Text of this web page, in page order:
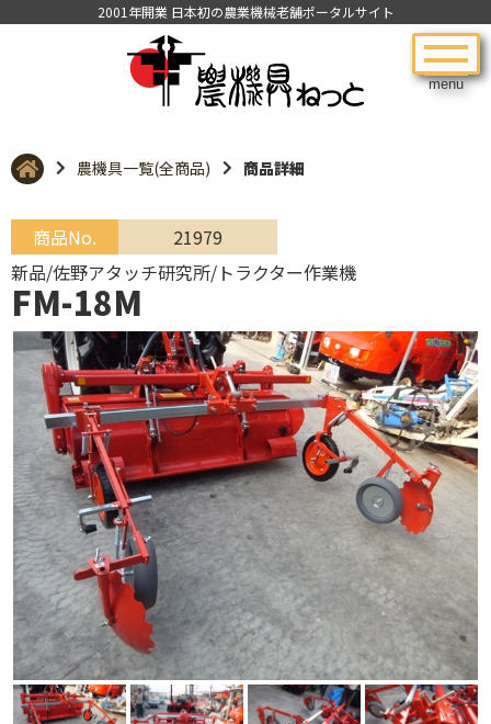
menu
2001年開業 日本初の農業機械老舗ポータルサイト
農機具一覧(全商品) 商品詳細
商品No.
21979
新品/佐野アタッチ研究所/トラクター作業機
FM-18M